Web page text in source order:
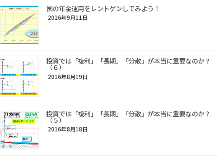
国の年金運用をレントゲンしてみよう！
2016年9月11日
投資では「複利」「長期」「分散」が本当に重要なのか？
（６）
2016年8月19日
投資では「複利」「長期」「分散」が本当に重要なのか？
（５）
2016年8月18日